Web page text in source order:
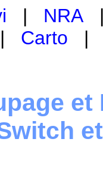
| NRA
Carto
et